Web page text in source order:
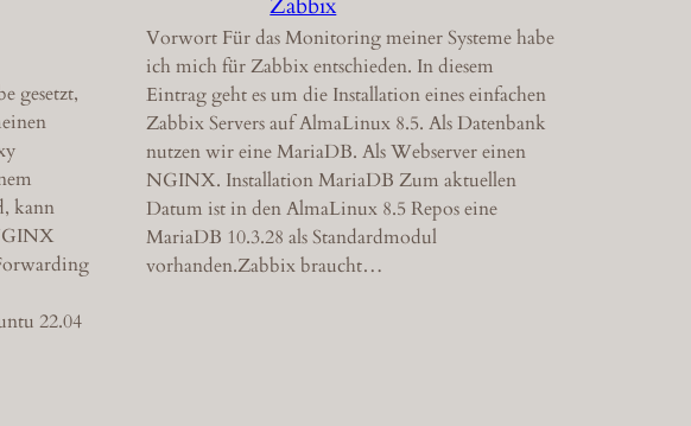
gesetzt,
kann
22.04
Vorwort Für das Monitoring meiner Systeme habe
ich mich für Zabbix entschieden. In diesem
Eintrag geht es um die Installation eines einfachen
Zabbix Servers auf AlmaLinux 8.5. Als Datenbank
nutzen wir eine MariaDB. Als Webserver einen
NGINX. Installation MariaDB Zum aktuellen
Datum ist in den AlmaLinux 8.5 Repos eine
MariaDB 10.3.28 als Standardmodul
vorhanden.Zabbix braucht…